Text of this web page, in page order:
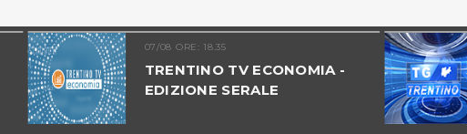
07/08 ORE: 18.35
TRENTINO TV ECONOMIA -
EDIZIONE SERALE